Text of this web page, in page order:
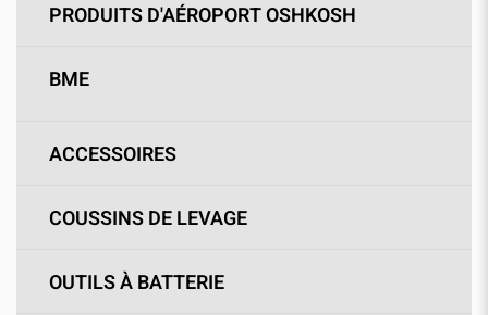
PRODUITS D'AÉROPORT OSHKOSH
BME
ACCESSOIRES
COUSSINS DE LEVAGE
OUTILS À BATTERIE